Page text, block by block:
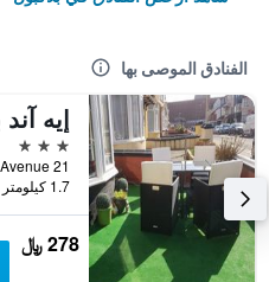
الفنادق الموصى بها
3 نجوم
1.7 كيلومتر عن وسط المدينة
278 ﷼